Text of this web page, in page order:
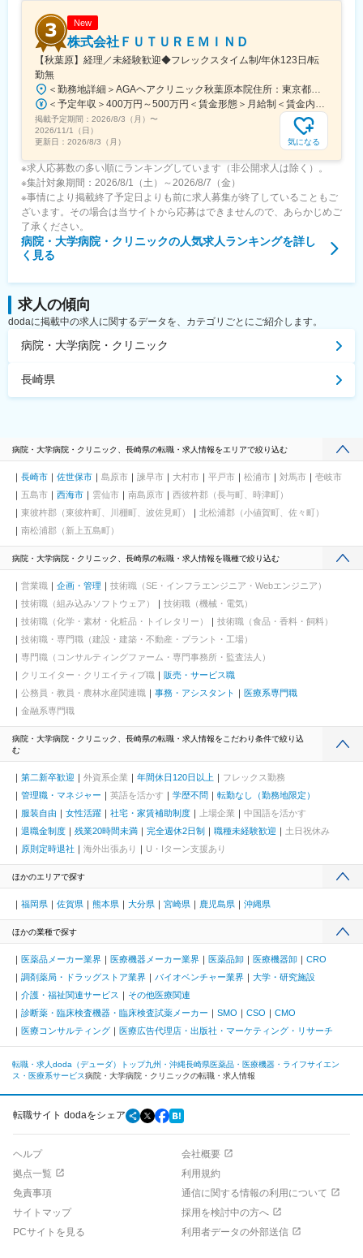
New
株式会社ＦＵＴＵＲＥＭＩＮＤ
【秋葉原】経理／未経験歓迎◆フレックスタイム制/年休123日/転
勤無
＜勤務地詳細＞AGAヘアクリニック秋葉原本院住所：東京都千代田区外神田3-12-8 住友不動産秋葉原ビル9F受動喫煙対策：屋内全面禁煙変更の範囲：会社の定める事業所（リモートワーク含む）
＜予定年収＞400万円～500万円＜賃金形態＞月給制＜賃金内訳＞月額（基本給）：275,000円～350,000円＜月給＞275,000円～350,000円＜昇給有無＞有＜残業手当＞有＜給与補足＞■ 多職種手当:5万円（複数の職種をマルチに対応するスタッフへの手当） ■ 多エリア手当:4万円（複数の拠点を横断してくれるスタッフへの手当） ■ 役職手当:0～52万円■ 達成手当：0～100万円（半期評価によって増減する手当）賃金はあくまでも目安の金額であり、選考を通じて上下する可能性があります。月給(月額)は固定手当を含めた表記です。
掲載予定期間： 2026/8/3（月） 〜
2026/11/1（日）
更新日： 2026/8/3（月） 気になる
※求人応募数の多い順にランキングしています（非公開求人は除く）。
※集計対象期間：2026/8/1（土）～2026/8/7（金）
※事情により掲載終了予定日よりも前に求人募集が終了していることもご
ざいます。その場合は当サイトから応募はできませんので、あらかじめご
了承ください。
病院・大学病院・クリニックの人気求人ランキングを詳し
く見る
求人の傾向
dodaに掲載中の求人に関するデータを、カテゴリごとにご紹介します。
病院・大学病院・クリニック
長崎県
病院・大学病院・クリニック、長崎県の転職・求人情報をエリアで絞り込む
長崎市 佐世保市 島原市 諫早市 大村市 平戸市 松浦市 対馬市
壱岐市
五島市
西海市 雲仙市 南島原市
西彼杵郡（長与町、時津町）
東彼杵郡（東彼杵町、川棚町、波佐見町）
北松浦郡（小値賀町、佐々町）
南松浦郡（新上五島町）
病院・大学病院・クリニック、長崎県の転職・求人情報を職種で絞り込む
営業職 企画・管理
技術職（SE・インフラエンジニア・Webエンジニア）
技術職（組み込みソフトウェア）
技術職（機械・電気）
技術職（化学・素材・化粧品・トイレタリー）
技術職（食品・香料・飼料）
技術職・専門職（建設・建築・不動産・プラント・工場）
専門職（コンサルティングファーム・専門事務所・監査法人）
クリエイター・クリエイティブ職
販売・サービス職
公務員・教員・農林水産関連職
事務・アシスタント
医療系専門職
金融系専門職
病院・大学病院・クリニック、長崎県の転職・求人情報をこだわり条件で絞り込
む
第二新卒歓迎 外資系企業 年間休日120日以上
フレックス勤務
管理職・マネジャー
英語を活かす 学歴不問
転勤なし（勤務地限定）
服装自由
女性活躍 社宅・家賃補助制度 上場企業
中国語を活かす
退職金制度
残業20時間未満 完全週休2日制 職種未経験歓迎
土日祝休み
原則定時退社
海外出張あり U・Iターン支援あり
ほかのエリアで探す
福岡県 佐賀県 熊本県 大分県 宮崎県 鹿児島県 沖縄県
ほかの業種で探す
医薬品メーカー業界 医療機器メーカー業界 医薬品卸 医療機器卸
CRO
調剤薬局・ドラッグストア業界
バイオベンチャー業界
大学・研究施設
介護・福祉関連サービス
その他医療関連
診断薬・臨床検査機器・臨床検査試薬メーカー
SMO CSO
CMO
医療コンサルティング
医療広告代理店・出版社・マーケティング・リサーチ
転職・求人doda（デューダ）トップ九州・沖縄長崎県医薬品・医療機器・ライフサイエン
ス・医療系サービス病院・大学病院・クリニックの転職・求人情報
転職サイト dodaをシェア
ヘルプ
会社概要
拠点一覧
利用規約
免責事項
通信に関する情報の利用について
サイトマップ
採用を検討中の方へ
PCサイトを見る
利用者データの外部送信